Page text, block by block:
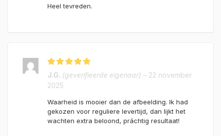
Heel tevreden.
Gewaardeerd
uit 5
J.G. (geverifieerde eigenaar) – 22 november
2025
Waarheid is mooier dan de afbeelding. Ik had
gekozen voor reguliere levertijd, dan lijkt het
wachten extra beloond, práchtig resultaat!